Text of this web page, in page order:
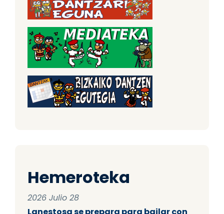
Hemeroteka
2026 Julio 28
Lanestosa se prepara para bailar con